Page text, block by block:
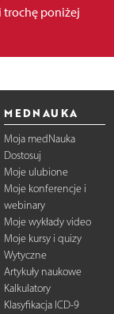
trochę poniżej
MEDNAUKA
Moja medNauka
Dostosuj
Moje ulubione
Moje konferencje i
webinary
Moje wykłady video
Moje kursy i quizy
Wytyczne
Artykuły naukowe
Kalkulatory
Klasyfikacja ICD-9